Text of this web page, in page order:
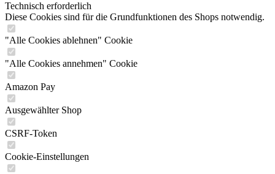
Technisch erforderlich
Diese Cookies sind für die Grundfunktionen des Shops notwendig.
"Alle Cookies ablehnen" Cookie
"Alle Cookies annehmen" Cookie
Amazon Pay
Ausgewählter Shop
CSRF-Token
Cookie-Einstellungen